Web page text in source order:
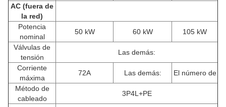
AC (fuera de
la red)
Potencia
nominal
50 kW 60 kW
105 kW
Válvulas de
tensión
Las demás:
Corriente
máxima
72A Las demás:
El número de
Método de
cableado
3P4L+PE